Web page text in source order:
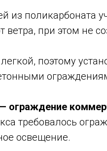
из поликарбоната
ветра, при этом не
поэтому
ограждение
требовалось
освещение.